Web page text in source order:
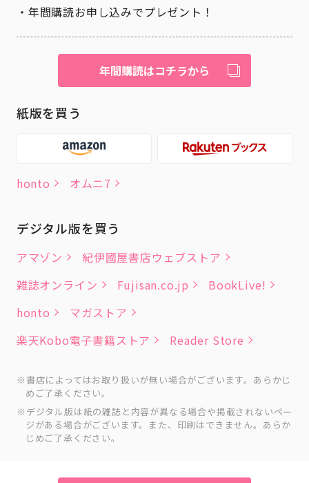
年間購読お申し込みでプレゼント！
年間購読はコチラから
紙版を買う
honto オムニ7
デジタル版を買う
アマゾン
紀伊國屋書店ウェブストア
雑誌オンライン
Fujisan.co.jp
BookLive!
honto
マガストア
楽天Kobo電子書籍ストア
Reader Store
書店によってはお取り扱いが無い場合がございます。あらかじ
めご了承ください。
デジタル版は紙の雑誌と内容が異なる場合や掲載されないペー
ジがある場合がございます。また、印刷はできません。あらか
じめご了承ください。